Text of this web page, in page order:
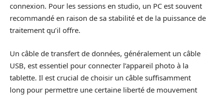
connexion. Pour les sessions en studio, un PC est souvent
recommandé en raison de sa stabilité et de la puissance de
traitement qu’il offre.
Un câble de transfert de données, généralement un câble
USB, est essentiel pour connecter l’appareil photo à la
tablette. Il est crucial de choisir un câble suffisamment
long pour permettre une certaine liberté de mouvement